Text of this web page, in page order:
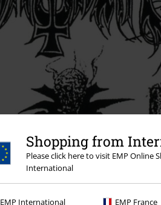
Shopping from
Please click here to visit EMP Online
International
EMP International EMP France